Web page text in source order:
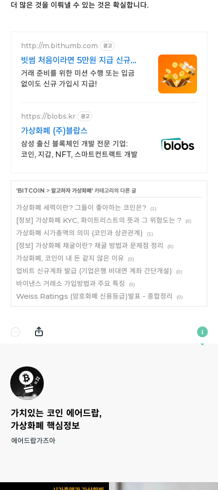
더 많은 것을 이뤄낼 수 있는 것은 확실합니다.
http://m.bithumb.com 광고
빗썸 처음이라면 5만원 지급 신규
가입 시 5만원 혜택
거래 준비를 위한 미션 수행 또는 입금
없이도 신규 가입시 지급!
https://blobs.kr 광고
가상화폐 (주)블랍스
삼성 출신 블록체인 개발 전문 기업:
코인, 지갑, NFT, 스마트컨트랙트 개발
'BITCOIN > 알고하자 가상화폐' 카테고리의 다른 글
가상화폐 세력이란? 그들이 좋아하는 코인은? (1)
[정보] 가상화폐 KYC, 화이트리스트의 뜻과 그 위험도는 ? (0)
가상화폐 시가총액의 의미 (코인과 상관관계) (1)
[정보] 가상화폐 채굴이란? 채굴 방법과 문제점 정리 (0)
가상화폐, 코인이 내 돈 같지 않은 이유 (0)
업비트 신규계좌 발급 (기업은행 비대면 계좌 간단개설) (0)
바이낸스 거래소 가입방법과 주요 특징 (0)
Weiss Ratings (암호화폐 신용등급)발표 - 종합정리 (0)
가치있는 코인 에어드랍,
가상화폐 핵심정보
에어드랍가즈아